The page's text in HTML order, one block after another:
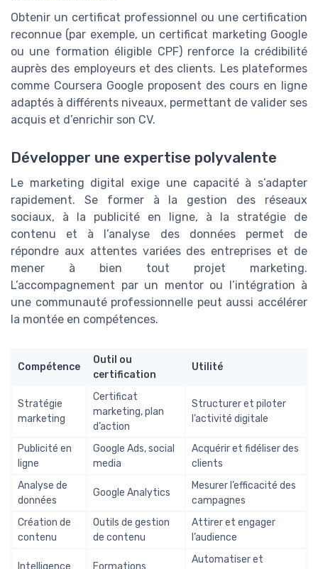
Obtenir un certificat professionnel ou une certification
reconnue (par exemple, un certificat marketing Google
ou une formation éligible CPF) renforce la crédibilité
auprès des employeurs et des clients. Les plateformes
comme Coursera Google proposent des cours en ligne
adaptés à différents niveaux, permettant de valider ses
acquis et d’enrichir son CV.
Développer une expertise polyvalente
Le marketing digital exige une capacité à s’adapter
rapidement. Se former à la gestion des réseaux
sociaux, à la publicité en ligne, à la stratégie de
contenu et à l’analyse des données permet de
répondre aux attentes variées des entreprises et de
mener à bien tout projet marketing.
L’accompagnement par un mentor ou l’intégration à
une communauté professionnelle peut aussi accélérer
la montée en compétences.
Compétence
Outil ou
certification
Utilité
Stratégie
marketing
Certificat
marketing, plan
d’action
Structurer et piloter
l’activité digitale
Publicité en
ligne
Google Ads, social
media
Acquérir et fidéliser des
clients
Analyse de
données
Google Analytics
Mesurer l’efficacité des
campagnes
Création de
contenu
Outils de gestion
de contenu
Attirer et engager
l’audience
Intelligence Formations
Automatiser et